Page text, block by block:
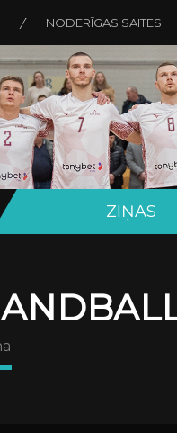
NODERĪGAS SAITES
ZIŅAS